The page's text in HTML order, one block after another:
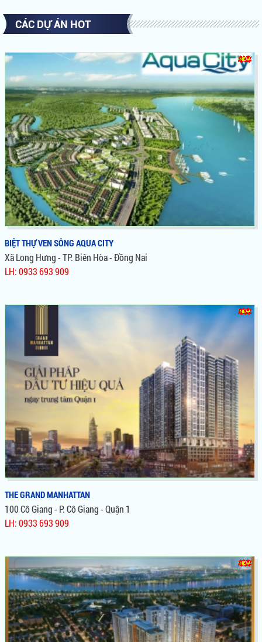
CÁC DỰ ÁN HOT
BIỆT THỰ VEN SÔNG AQUA CITY
Xã Long Hưng - TP. Biên Hòa - Đồng Nai
LH: 0933 693 909
BIỆT THỰ VEN SÔNG AQUA CITY
Aqua City là dự án mới của Novaland tại thành phố Biên Hòa,
Đồng Nai. Dự án Aqua City Novaland sở hữu vị trí ngay bên
sông Đồng Nai rất đẹp, thoáng mát và được rất nhiều nhà đầu
tư quan tâm.
THE GRAND MANHATTAN
100 Cô Giang - P. Cô Giang - Quận 1
LH: 0933 693 909
THE GRAND MANHATTAN
Dự án lấy ý tưởng từ Manhattan - New york, thiết kế mang đến
cuộc sống: thể hiện vị thế dẫn đầu và thể hiện đẳng cấp quyền
lực của gia chủ.